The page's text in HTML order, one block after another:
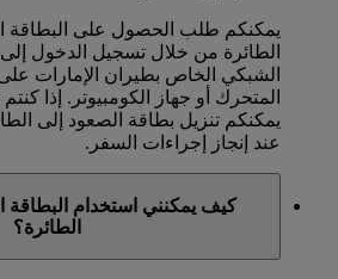
يمكنكم طلب الحصول على البطاقة
الطائرة من خلال تسجيل الدخول
الشبكي الخاص بطيران الإمارات
المتحرك أو جهاز الكومبيوتر. إذا
يمكنكم تنزيل بطاقة الصعود إلى
عند إنجاز إجراءات السفر.
كيف يمكنني استخدام البطاقة
الطائرة؟